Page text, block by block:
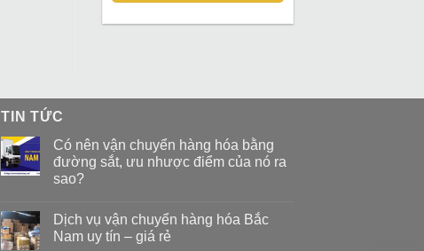
TIN TỨC
Có nên vận chuyển hàng hóa bằng
đường sắt, ưu nhược điểm của nó ra
sao?
Dịch vụ vận chuyển hàng hóa Bắc
Nam uy tín – giá rẻ